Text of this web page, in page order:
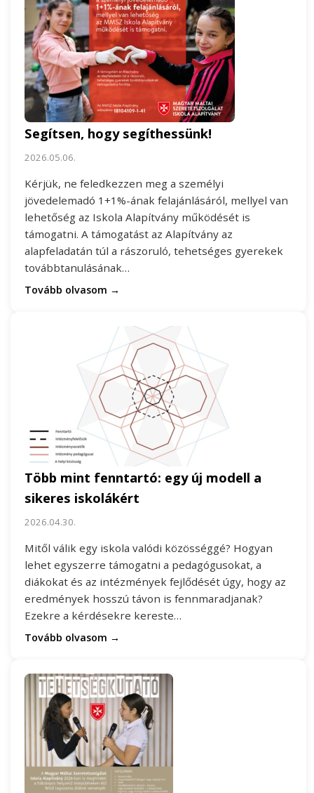
Segítsen, hogy segíthessünk!
2026.05.06.
Kérjük, ne feledkezzen meg a személyi
jövedelemadó 1+1%-ának felajánlásáról, mellyel van
lehetőség az Iskola Alapítvány működését is
támogatni. A támogatást az Alapítvány az
alapfeladatán túl a rászoruló, tehetséges gyerekek
továbbtanulásának…
Tovább olvasom →
Több mint fenntartó: egy új modell a
sikeres iskolákért
2026.04.30.
Mitől válik egy iskola valódi közösséggé? Hogyan
lehet egyszerre támogatni a pedagógusokat, a
diákokat és az intézmények fejlődését úgy, hogy az
eredmények hosszú távon is fennmaradjanak?
Ezekre a kérdésekre kereste…
Tovább olvasom →